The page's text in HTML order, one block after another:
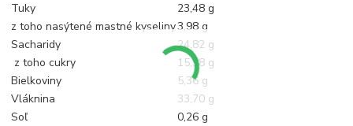
Tuky
23,48 g
z toho nasýtené mastné kyseliny3,98 g
Sacharidy
24,82 g
z toho cukry
15,38 g
Bielkoviny
5,36 g
Vláknina
33,70 g
Soľ
0,26 g